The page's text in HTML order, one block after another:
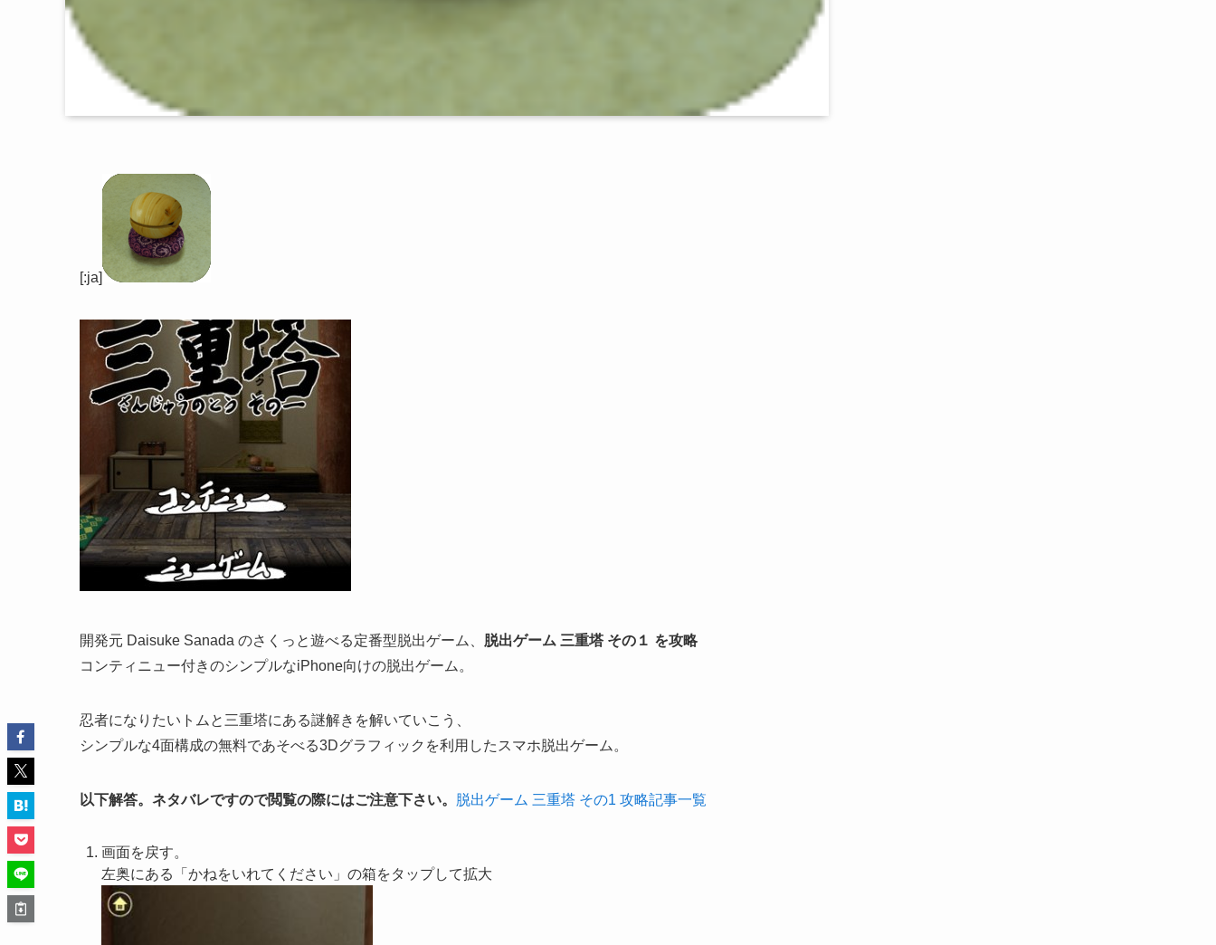
[:ja]
開発元 Daisuke Sanada のさくっと遊べる定番型脱出ゲーム、 脱出ゲーム 三重塔 その１ を攻略
コンティニュー付きのシンプルなiPhone向けの脱出ゲーム。
忍者になりたいトムと三重塔にある謎解きを解いていこう、
シンプルな4面構成の無料であそべる3Dグラフィックを利用したスマホ脱出ゲーム。
以下解答。ネタバレですので閲覧の際にはご注意下さい。 脱出ゲーム 三重塔 その1 攻略記事一覧
画面を戻す。
左奥にある「かねをいれてください」の箱をタップして拡大